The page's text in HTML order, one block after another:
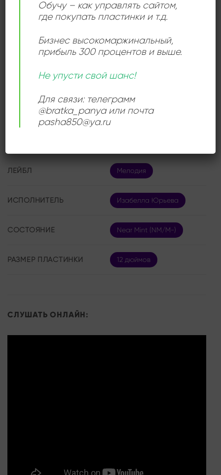
сохранило подлинную атмосферу и естественность
Для коллекционеров советского винила эта
пластинка является уникальной находкой, а для
позволяющей прикоснуться к традиции, которую
ЛЕЙБЛ Мелодия
ИСПОЛНИТЕЛЬ Изабелла Юрьева
СОСТОЯНИЕ Near Mint (NM/M-)
РАЗМЕР ПЛАСТИНКИ 12 дюймов
СЛУШАТЬ ОНЛАЙН:
Обучу – как управлять сайтом,
где покупать пластинки и т.д.
Бизнес высокомаржинальный,
прибыль 300 процентов и выше.
Не упусти свой шанс!
Для связи: телеграмм
@bratka_panya или почта
pasha850@ya.ru